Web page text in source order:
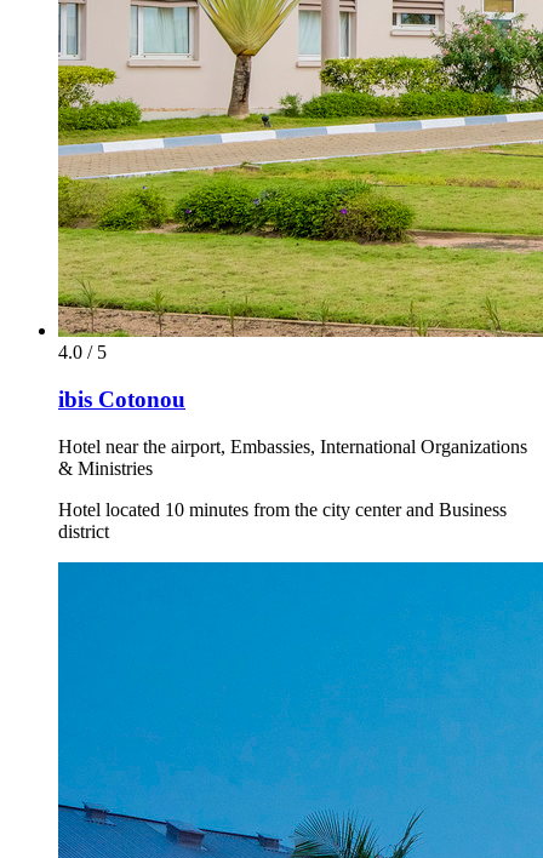
4.0 / 5
ibis Cotonou
Hotel near the airport, Embassies, International Organizations
& Ministries
Hotel located 10 minutes from the city center and Business
district